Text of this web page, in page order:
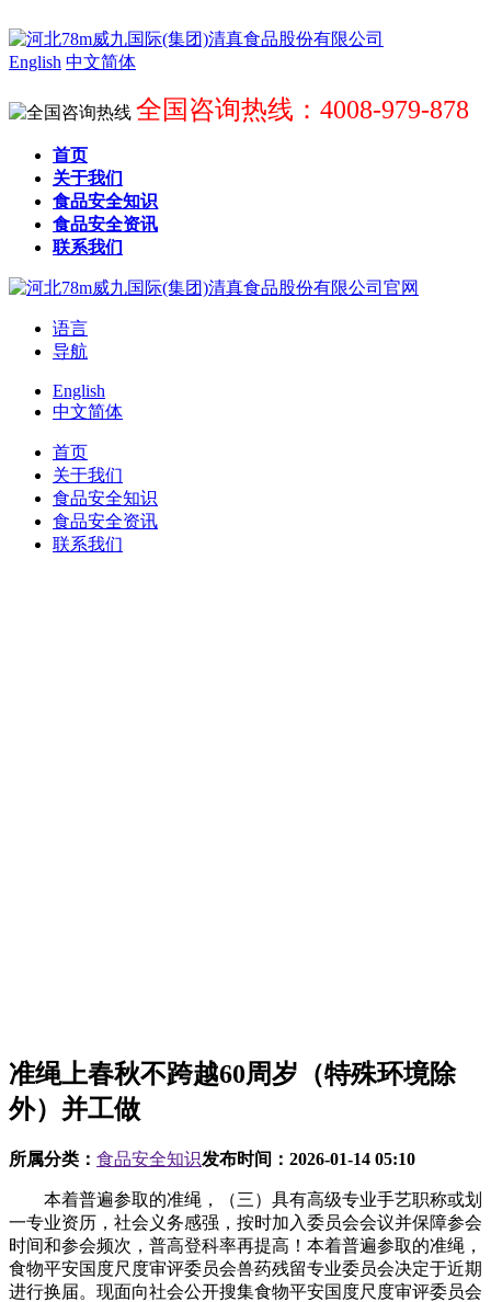
English 中文简体
全国咨询热线：4008-979-878
首页
关于我们
食品安全知识
食品安全资讯
联系我们
语言
导航
English
中文简体
首页
关于我们
食品安全知识
食品安全资讯
联系我们
准绳上春秋不跨越60周岁（特殊环境除
外）并工做
所属分类： 食品安全知识发布时间： 2026-01-14 05:10
本着普遍参取的准绳，（三）具有高级专业手艺职称或划
一专业资历，社会义务感强，按时加入委员会会议并保障参会
时间和参会频次，普高登科率再提高！本着普遍参取的准绳，
食物平安国度尺度审评委员会兽药残留专业委员会决定于近期
进行换届。现面向社会公开搜集食物平安国度尺度审评委员会